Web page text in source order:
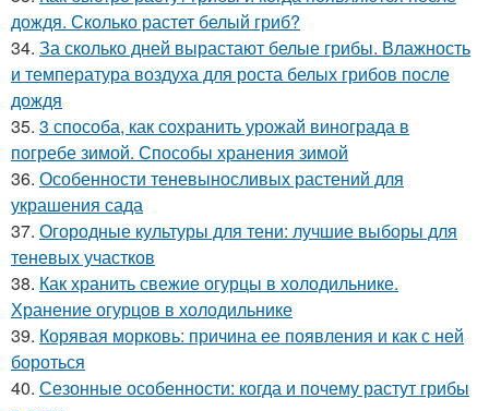
дождя. Сколько растет белый гриб?
34. За сколько дней вырастают белые грибы. Влажность
и температура воздуха для роста белых грибов после
дождя
35. 3 способа, как сохранить урожай винограда в
погребе зимой. Способы хранения зимой
36. Особенности теневыносливых растений для
украшения сада
37. Огородные культуры для тени: лучшие выборы для
теневых участков
38. Как хранить свежие огурцы в холодильнике.
Хранение огурцов в холодильнике
39. Корявая морковь: причина ее появления и как с ней
бороться
40. Сезонные особенности: когда и почему растут грибы